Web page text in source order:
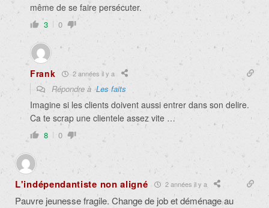
même de se faire persécuter.
3 0
Frank 2 années il y a
Répondre àLes faits
Imagine si les clients doivent aussi entrer dans son delire.
Ca te scrap une clientele assez vite …
8 0
L'indépendantiste non aligné 2 années il y a
Pauvre jeunesse fragile. Change de job et déménage au